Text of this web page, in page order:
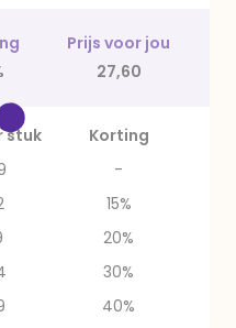
Prijs voor jou
27,60
stuk
Korting
-
15%
20%
30%
40%